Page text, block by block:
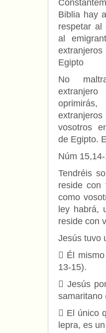
Biblia hay
respetar al
al
Egipto
No
vosotros
de Egipto.
Núm
Tendréis
reside con
como
ley habrá,
reside con
Jesús tuvo
 Él
13-15).
 Jesús
samaritano
 El único
lepra, es